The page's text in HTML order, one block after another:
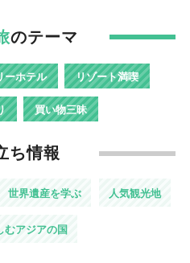
のテーマ
ーホテル リゾート満喫
買い物三昧
ち情報
世界遺産を学ぶ 人気観光地
むアジアの国